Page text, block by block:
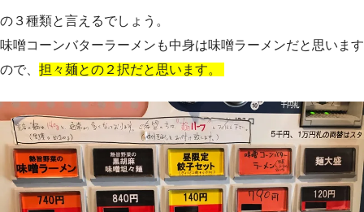
の３種類と言えるでしょう。
味噌コーンバターラーメンも中身は味噌ラーメンだと思います
ので、 担々麺との２択だと思います。